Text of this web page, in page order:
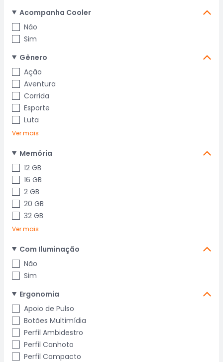
Acompanha Cooler
Não
Sim
Gênero
Ação
Aventura
Corrida
Esporte
Luta
Ver mais
Memória
12 GB
16 GB
2 GB
20 GB
32 GB
Ver mais
Com Iluminação
Não
Sim
Ergonomia
Apoio de Pulso
Botões Multimídia
Perfil Ambidestro
Perfil Canhoto
Perfil Compacto